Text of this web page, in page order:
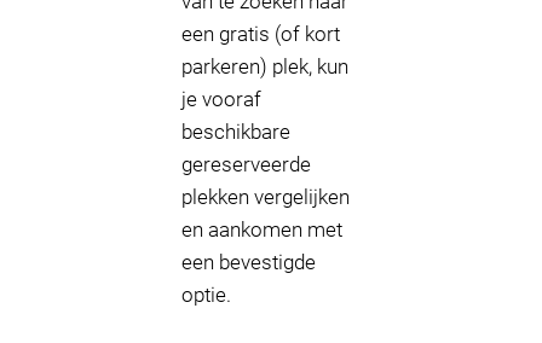
een gratis (of kort
parkeren) plek, kun
je vooraf
beschikbare
gereserveerde
plekken vergelijken
en aankomen met
een bevestigde
optie.